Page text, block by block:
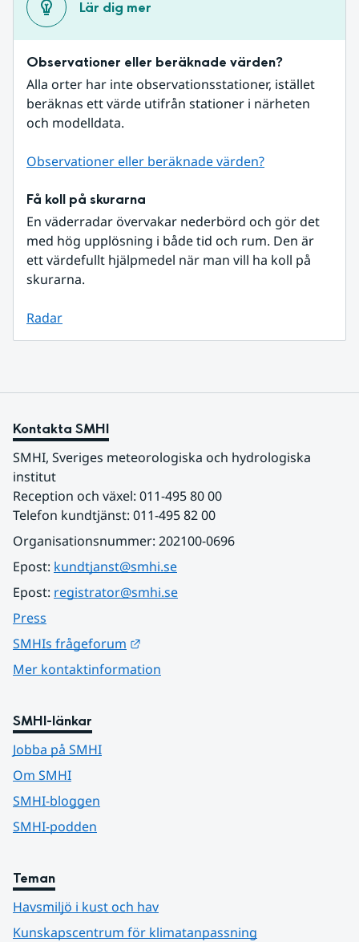
Lär dig mer
Observationer eller beräknade värden?
Alla orter har inte observationsstationer, istället
beräknas ett värde utifrån stationer i närheten
och modelldata.
Observationer eller beräknade värden?
Få koll på skurarna
En väderradar övervakar nederbörd och gör det
med hög upplösning i både tid och rum. Den är
ett värdefullt hjälpmedel när man vill ha koll på
skurarna.
Radar
Kontakta SMHI
SMHI, Sveriges meteorologiska och hydrologiska
institut
Reception och växel: 011-495 80 00
Telefon kundtjänst: 011-495 82 00
Organisationsnummer: 202100-0696
Epost: kundtjanst@smhi.se
Epost: registrator@smhi.se
Press
SMHIs frågeforum
Mer kontaktinformation
SMHI-länkar
Jobba på SMHI
Om SMHI
SMHI-bloggen
SMHI-podden
Teman
Havsmiljö i kust och hav
Kunskapscentrum för klimatanpassning